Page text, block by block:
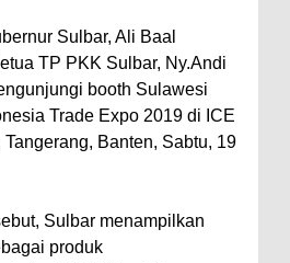
Sulbar, Ali Baal
TP PKK Sulbar, Ny.Andi
booth Sulawesi
Trade Expo 2019 di ICE
Banten, Sabtu, 19
Sulbar menampilkan
produk